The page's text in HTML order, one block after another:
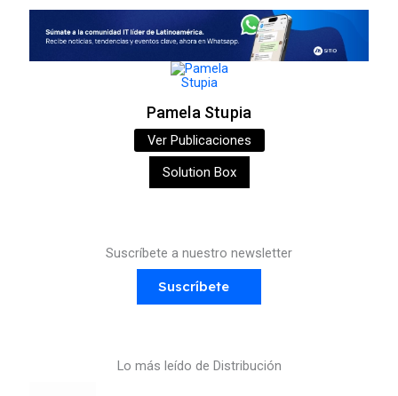
Pamela Stupia
Ver Publicaciones
Solution Box
Suscríbete a nuestro newsletter
Suscríbete
Lo más leído de Distribución